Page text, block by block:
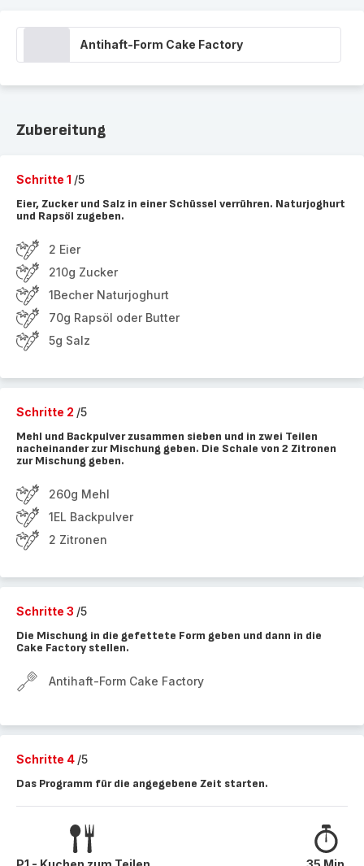
Antihaft-Form Cake Factory
Zubereitung
Schritte 1 /5
Eier, Zucker und Salz in einer Schüssel verrühren. Naturjoghurt
und Rapsöl zugeben.
2 Eier
210g Zucker
1Becher Naturjoghurt
70g Rapsöl oder Butter
5g Salz
Schritte 2 /5
Mehl und Backpulver zusammen sieben und in zwei Teilen
nacheinander zur Mischung geben. Die Schale von 2 Zitronen
zur Mischung geben.
260g Mehl
1EL Backpulver
2 Zitronen
Schritte 3 /5
Die Mischung in die gefettete Form geben und dann in die
Cake Factory stellen.
Antihaft-Form Cake Factory
Schritte 4 /5
Das Programm für die angegebene Zeit starten.